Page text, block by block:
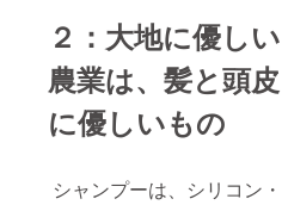
２：大地に優しい
農業は、髪と頭皮
に優しいもの
シャンプーは、シリコン・